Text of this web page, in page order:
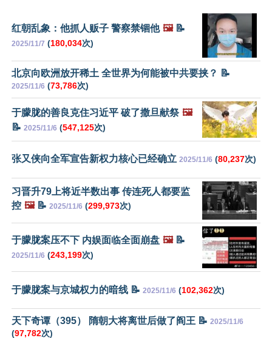
红朝乱象：他抓人贩子 警察禁锢他 🖼️📝
2025/11/7 (180,034次)
北京向欧洲放开稀土 全世界为何能被中共要挟？ 📝
2025/11/6 (73,786次)
于朦胧的善良克住习近平 破了撒旦献祭 🖼️
📝 2025/11/6 (547,125次)
张又侠向全军宣告新权力核心已经确立 2025/11/6 (80,237次)
习晋升79上将近半数出事 传连死人都要监
控 🖼️📝 2025/11/6 (299,973次)
于朦胧案压不下 内娱面临全面崩盘 🖼️📝
2025/11/6 (243,199次)
于朦胧案与京城权力的暗线 📝 2025/11/6 (102,362次)
天下奇谭（395） 隋朝大将离世后做了阎王 📝 2025/11/6
(97,782次)